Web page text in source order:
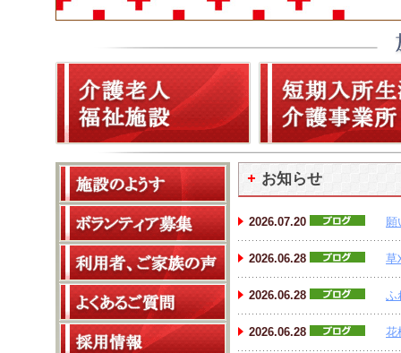
お知らせ
2026.07.20 願
2026.06.28 草
2026.06.28 ふ
2026.06.28 花